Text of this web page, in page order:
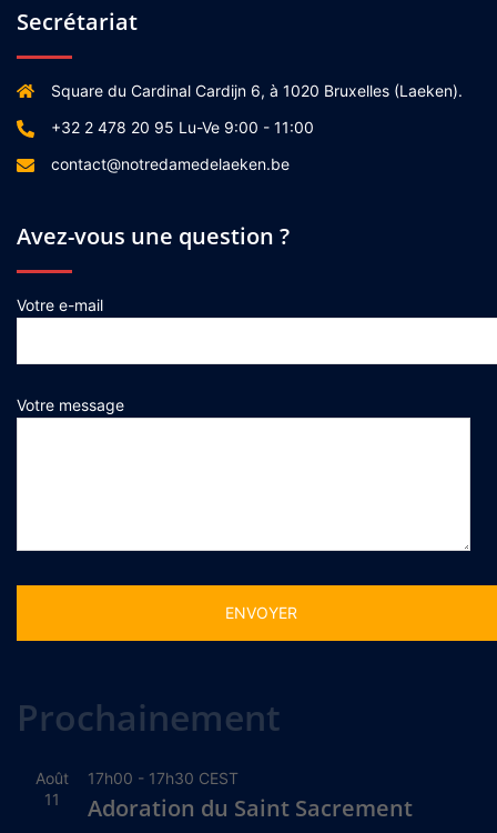
Secrétariat
Square du Cardinal Cardijn 6, à 1020 Bruxelles (Laeken).
+32 2 478 20 95 Lu-Ve 9:00 - 11:00
contact@notredamedelaeken.be
Avez-vous une question ?
Votre e-mail
Votre message
Prochainement
Août
11
17h00 - 17h30 CEST
Adoration du Saint Sacrement